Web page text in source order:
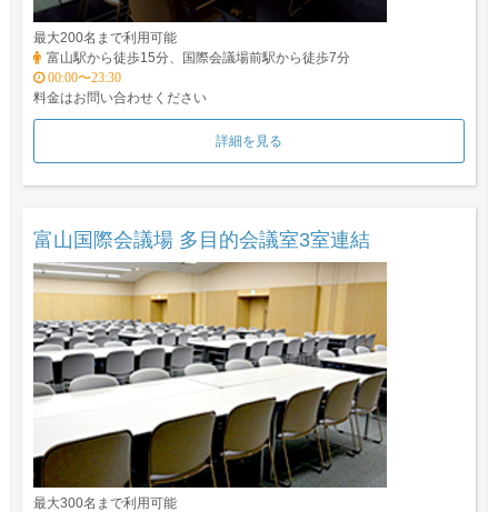
最大200名まで利用可能
富山駅から徒歩15分、国際会議場前駅から徒歩7分
00:00〜23:30
料金はお問い合わせください
詳細を見る
富山国際会議場 多目的会議室3室連結
最大300名まで利用可能